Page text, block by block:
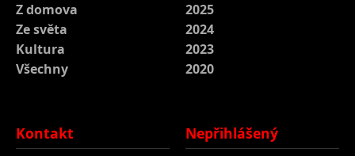
Z domova
Ze světa
Kultura
Všechny
2025
2024
2023
2020
Kontakt Nepřihlášený